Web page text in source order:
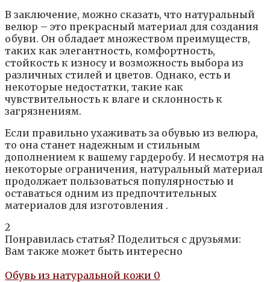
В заключение, можно сказать, что натуральный
велюр – это прекрасный материал для создания
обуви. Он обладает множеством преимуществ,
таких как элегантность, комфортность,
стойкость к износу и возможность выбора из
различных стилей и цветов. Однако, есть и
некоторые недостатки, такие как
чувствительность к влаге и склонность к
загрязнениям.
Если правильно ухаживать за обувью из велюра,
то она станет надежным и стильным
дополнением к вашему гардеробу. И несмотря на
некоторые ограничения, натуральный материал
продолжает пользоваться популярностью и
оставаться одним из предпочтительных
материалов для изготовления .
2
Понравилась статья? Поделиться с друзьями:
Вам также может быть интересно
Обувь из натуральной кожи 0